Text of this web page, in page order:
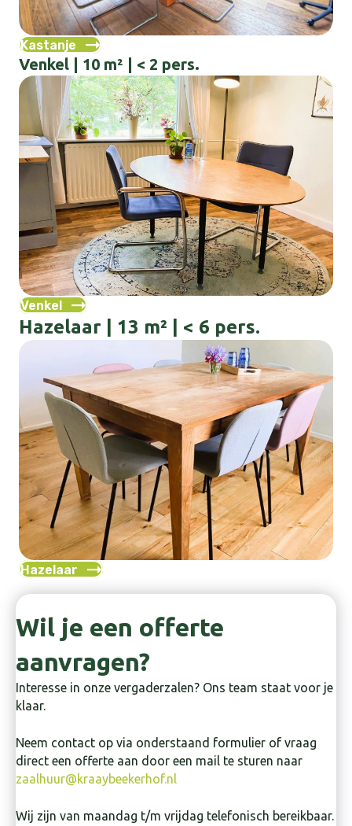
Kastanje
Venkel | 10 m² | < 2 pers.
Venkel
Hazelaar | 13 m² | < 6 pers.
Hazelaar
Wil je een offerte
aanvragen?
Interesse in onze vergaderzalen? Ons team staat voor je
klaar.
Neem contact op via onderstaand formulier of vraag
direct een offerte aan door een mail te sturen naar
zaalhuur@kraaybeekerhof.nl
Wij zijn van maandag t/m vrijdag telefonisch bereikbaar.